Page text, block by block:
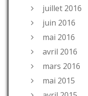
juillet 2016
juin 2016
mai 2016
avril 2016
mars 2016
mai 2015